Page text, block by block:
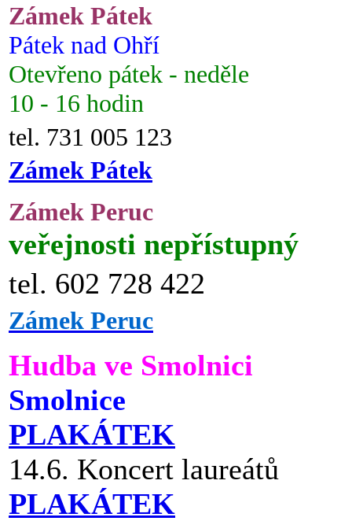
Zámek Pátek
Pátek nad Ohří
Otevřeno pátek - neděle
10 - 16 hodin
tel. 731 005 123
Zámek Pátek
Zámek Peruc
veřejnosti nepřístupný
tel. 602 728 422
Zámek Peruc
Hudba ve Smolnici
Smolnice
PLAKÁTEK
14.6. Koncert laureátů
PLAKÁTEK